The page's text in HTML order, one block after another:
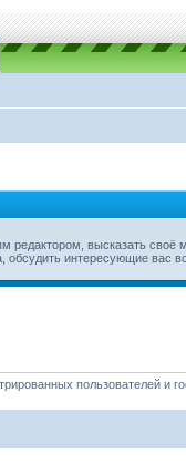
редактором, высказать своё
обсудить интересующие вас
пользователей и